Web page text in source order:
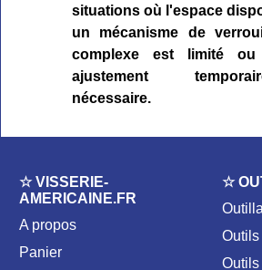
situations où l'espace
un mécanisme de
complexe est limité ou
ajustement
nécessaire.
☆ VISSERIE-
AMERICAINE.FR
A propos
Panier
☆
Outils